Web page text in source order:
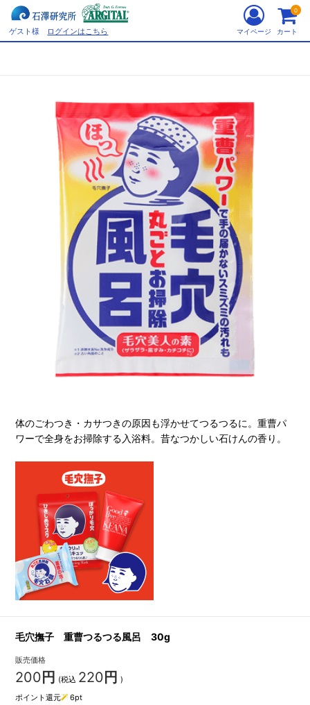
ゲスト様 ログインはこちら マイページ カート
0
体のごわつき・カサつきの原因も浮かせてつるつるに。重曹パ
ワーで全身をお掃除する入浴料。昔なつかしい石けんの香り。
毛穴撫子 重曹つるつる風呂 30g
販売価格
200 円 (税込 220 円 )
ポイント還元
6pt